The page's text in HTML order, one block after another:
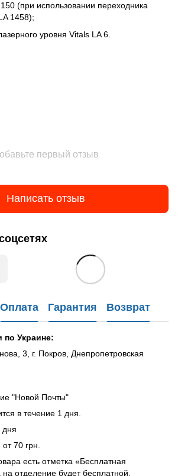
(при использовании переходника
1458);
уровня Vitals LA 6.
первый отзыв
Написать отзыв
Оплата Гарантия Возврат
по Украине:
3, г. Покров, Днепропетровская
"Новой Почты"
в течение 1 дня.
дня
70 грн.
есть отметка «Бесплатная
на отделение будет бесплатной.